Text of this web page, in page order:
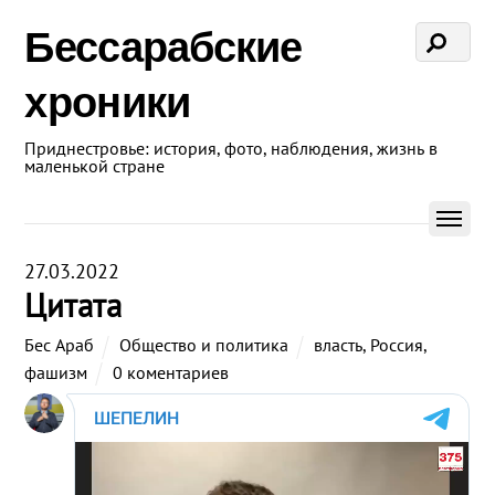
Бессарабские
хроники
Приднестровье: история, фото, наблюдения, жизнь в
маленькой стране
27.03.2022
Цитата
Бес Араб Общество и политика власть, Россия,
фашизм
0 коментариев